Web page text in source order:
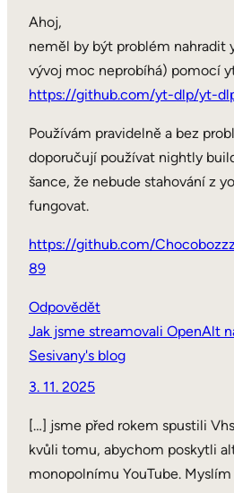
Ahoj,
neměl by být problém nahradit
vývoj moc neprobíhá) pomocí
https://github.com/yt-dlp/yt-
Používám pravidelně a bez
doporučují používat nightly
šance, že nebude stahování z
fungovat.
https://github.com/
89
Odpovědět
Jak jsme streamovali OpenAlt
Sesivany's blog
3. 11. 2025
[…] jsme před rokem spustili
kvůli tomu, abychom poskytli
monopolnímu YouTube.